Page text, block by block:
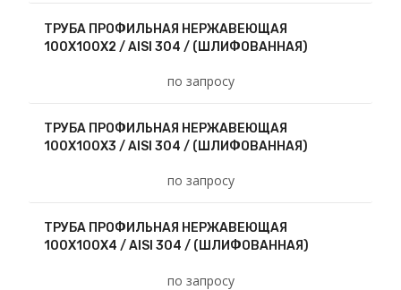
ТРУБА ПРОФИЛЬНАЯ НЕРЖАВЕЮЩАЯ
100Х100Х2 / AISI 304 / (ШЛИФОВАННАЯ)
по запросу
ТРУБА ПРОФИЛЬНАЯ НЕРЖАВЕЮЩАЯ
100Х100Х3 / AISI 304 / (ШЛИФОВАННАЯ)
по запросу
ТРУБА ПРОФИЛЬНАЯ НЕРЖАВЕЮЩАЯ
100Х100Х4 / AISI 304 / (ШЛИФОВАННАЯ)
по запросу